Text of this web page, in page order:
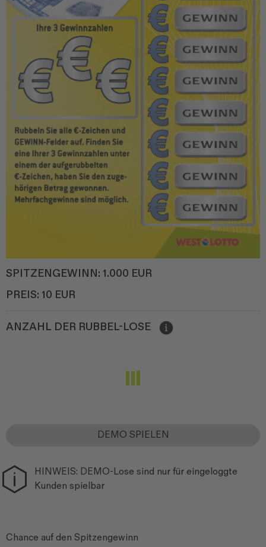
SPITZENGEWINN: 1.000 EUR
PREIS: 10 EUR
ANZAHL DER RUBBEL-LOSE
DEMO SPIELEN
HINWEIS: DEMO-Lose sind nur für eingeloggte
Kunden spielbar
Chance auf den Spitzengewinn